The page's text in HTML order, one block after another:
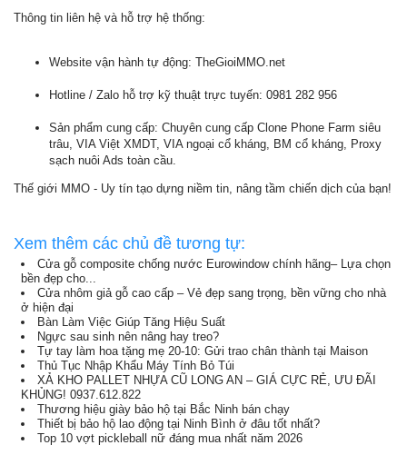
Thông tin liên hệ và hỗ trợ hệ thống:
Website vận hành tự động: TheGioiMMO.net
Hotline / Zalo hỗ trợ kỹ thuật trực tuyến: 0981 282 956
Sản phẩm cung cấp: Chuyên cung cấp Clone Phone Farm siêu
trâu, VIA Việt XMDT, VIA ngoại cổ kháng, BM cổ kháng, Proxy
sạch nuôi Ads toàn cầu.
Thế giới MMO - Uy tín tạo dựng niềm tin, nâng tầm chiến dịch của bạn!
Xem thêm các chủ đề tương tự:
Cửa gỗ composite chống nước Eurowindow chính hãng– Lựa chọn
bền đẹp cho...
Cửa nhôm giả gỗ cao cấp – Vẻ đẹp sang trọng, bền vững cho nhà
ở hiện đại
Bàn Làm Việc Giúp Tăng Hiệu Suất
Ngực sau sinh nên nâng hay treo?
Tự tay làm hoa tặng mẹ 20-10: Gửi trao chân thành tại Maison
Thủ Tục Nhập Khẩu Máy Tính Bỏ Túi
XẢ KHO PALLET NHỰA CŨ LONG AN – GIÁ CỰC RẺ, ƯU ĐÃI
KHỦNG! 0937.612.822
Thương hiệu giày bảo hộ tại Bắc Ninh bán chạy
Thiết bị bảo hộ lao động tại Ninh Bình ở đâu tốt nhất?
Top 10 vợt pickleball nữ đáng mua nhất năm 2026